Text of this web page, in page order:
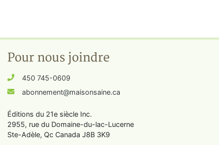
Pour nous joindre
450 745-0609
abonnement@maisonsaine.ca
Éditions du 21e siècle Inc.
2955, rue du Domaine-du-lac-Lucerne
Ste-Adèle, Qc Canada J8B 3K9